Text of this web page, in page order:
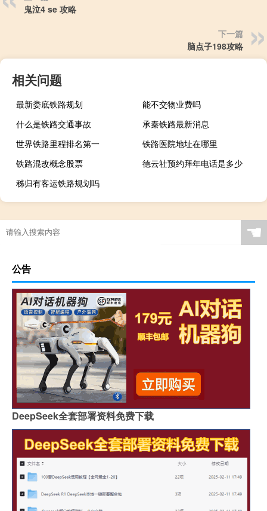
鬼泣4 se 攻略
下一篇
脑点子198攻略
相关问题
最新娄底铁路规划
能不交物业费吗
什么是铁路交通事故
承秦铁路最新消息
世界铁路里程排名第一
铁路医院地址在哪里
铁路混改概念股票
德云社预约拜年电话是多少
秭归有客运铁路规划吗
☚
公告
DeepSeek全套部署资料免费下载